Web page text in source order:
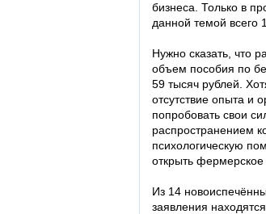
бизнеса. Только в
данной темой всего
Нужно сказать, что
объем пособия по
59 тысяч рублей.
отсутствие опыта и
попробовать свои
распространением
психологическую
открыть фермерское
Из 14
заявления